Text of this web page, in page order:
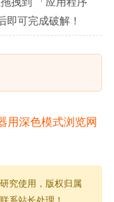
即可完成破解！
究使用，版权归属